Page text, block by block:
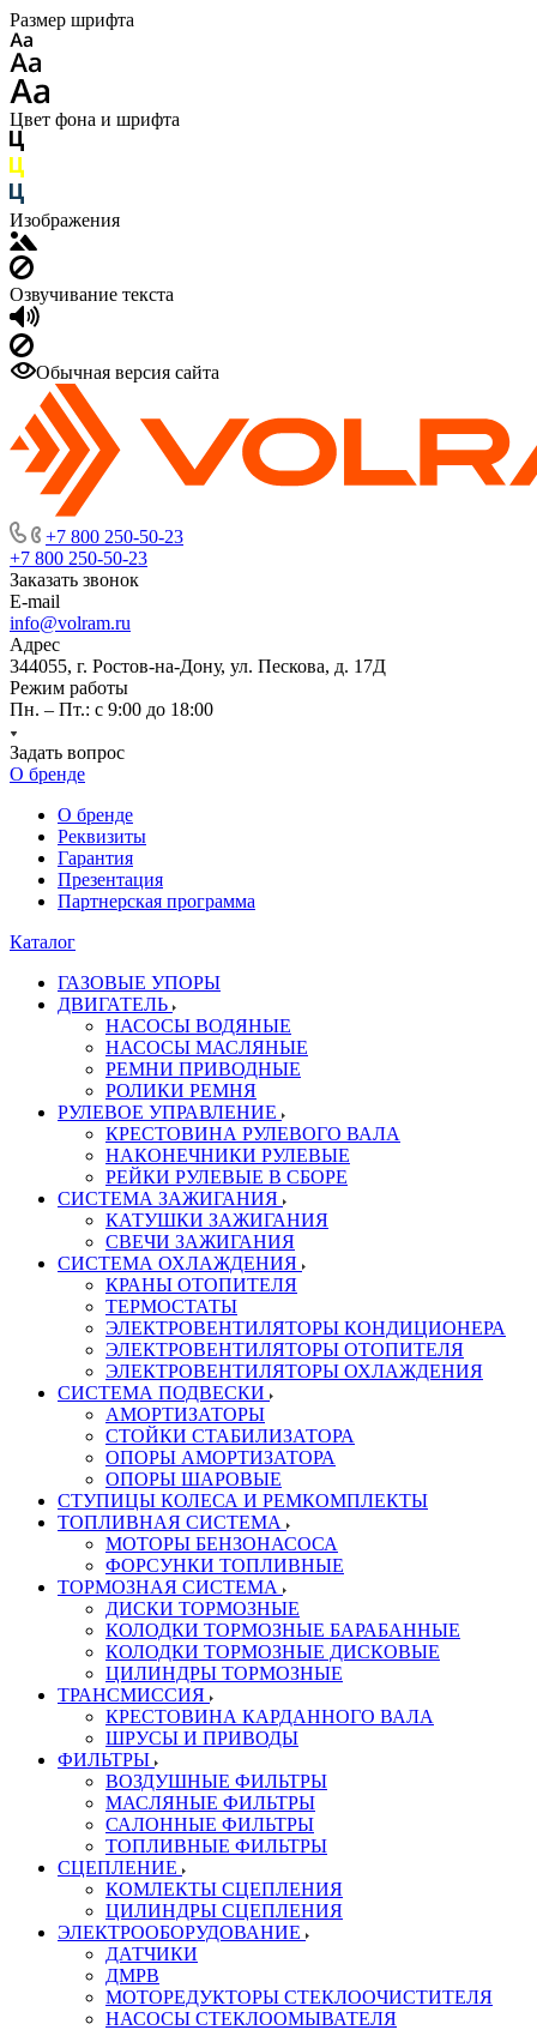
Размер шрифта
Цвет фона и шрифта
Изображения
Озвучивание текста
Обычная версия сайта
+7 800 250-50-23
+7 800 250-50-23
Заказать звонок
E-mail
info@volram.ru
Адрес
344055, г. Ростов-на-Дону, ул. Пескова, д. 17Д
Режим работы
Пн. – Пт.: с 9:00 до 18:00
Задать вопрос
О бренде
О бренде
Реквизиты
Гарантия
Презентация
Партнерская программа
Каталог
ГАЗОВЫЕ УПОРЫ
ДВИГАТЕЛЬ
НАСОСЫ ВОДЯНЫЕ
НАСОСЫ МАСЛЯНЫЕ
РЕМНИ ПРИВОДНЫЕ
РОЛИКИ РЕМНЯ
РУЛЕВОЕ УПРАВЛЕНИЕ
КРЕСТОВИНА РУЛЕВОГО ВАЛА
НАКОНЕЧНИКИ РУЛЕВЫЕ
РЕЙКИ РУЛЕВЫЕ В СБОРЕ
СИСТЕМА ЗАЖИГАНИЯ
КАТУШКИ ЗАЖИГАНИЯ
СВЕЧИ ЗАЖИГАНИЯ
СИСТЕМА ОХЛАЖДЕНИЯ
КРАНЫ ОТОПИТЕЛЯ
ТЕРМОСТАТЫ
ЭЛЕКТРОВЕНТИЛЯТОРЫ КОНДИЦИОНЕРА
ЭЛЕКТРОВЕНТИЛЯТОРЫ ОТОПИТЕЛЯ
ЭЛЕКТРОВЕНТИЛЯТОРЫ ОХЛАЖДЕНИЯ
СИСТЕМА ПОДВЕСКИ
АМОРТИЗАТОРЫ
СТОЙКИ СТАБИЛИЗАТОРА
ОПОРЫ АМОРТИЗАТОРА
ОПОРЫ ШАРОВЫЕ
СТУПИЦЫ КОЛЕСА И РЕМКОМПЛЕКТЫ
ТОПЛИВНАЯ СИСТЕМА
МОТОРЫ БЕНЗОНАСОСА
ФОРСУНКИ ТОПЛИВНЫЕ
ТОРМОЗНАЯ СИСТЕМА
ДИСКИ ТОРМОЗНЫЕ
КОЛОДКИ ТОРМОЗНЫЕ БАРАБАННЫЕ
КОЛОДКИ ТОРМОЗНЫЕ ДИСКОВЫЕ
ЦИЛИНДРЫ ТОРМОЗНЫЕ
ТРАНСМИССИЯ
КРЕСТОВИНА КАРДАННОГО ВАЛА
ШРУСЫ И ПРИВОДЫ
ФИЛЬТРЫ
ВОЗДУШНЫЕ ФИЛЬТРЫ
МАСЛЯНЫЕ ФИЛЬТРЫ
САЛОННЫЕ ФИЛЬТРЫ
ТОПЛИВНЫЕ ФИЛЬТРЫ
СЦЕПЛЕНИЕ
КОМЛЕКТЫ СЦЕПЛЕНИЯ
ЦИЛИНДРЫ СЦЕПЛЕНИЯ
ЭЛЕКТРООБОРУДОВАНИЕ
ДАТЧИКИ
ДМРВ
МОТОРЕДУКТОРЫ СТЕКЛООЧИСТИТЕЛЯ
НАСОСЫ СТЕКЛООМЫВАТЕЛЯ